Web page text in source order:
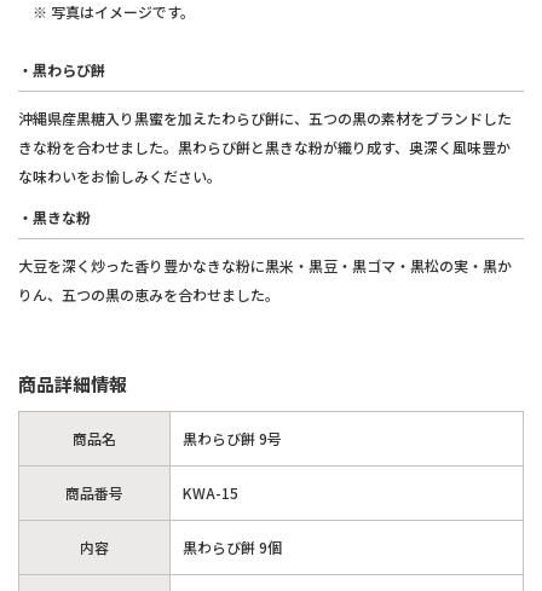
※ 写真はイメージです。
・黒わらび餅
沖縄県産黒糖入り黒蜜を加えたわらび餅に、五つの黒の素材をブランドした
きな粉を合わせました。黒わらび餅と黒きな粉が織り成す、奥深く風味豊か
な味わいをお愉しみください。
・黒きな粉
大豆を深く炒った香り豊かなきな粉に黒米・黒豆・黒ゴマ・黒松の実・黒か
りん、五つの黒の恵みを合わせました。
商品詳細情報
商品名 黒わらび餅 9号
商品番号 KWA-15
内容 黒わらび餅 9個